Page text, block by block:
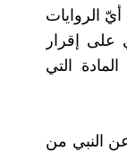
الروايات
على إقرار
التي
النبي من